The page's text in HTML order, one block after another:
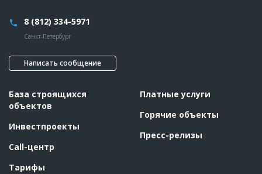
8 (812) 334-5971
Санкт-Петербург
Написать сообщение
База строящихся
объектов
Инвестпроекты
Call-центр
Тарифы
Платные услуги
Горячие объекты
Пресс-релизы